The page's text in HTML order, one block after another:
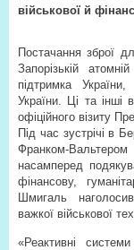
військової й
Постачання зброї
Запорізькій
підтримка
України. Ці та інші
офіційного візиту
Під час зустрічі в
Франком-Вальтером
насамперед
фінансову,
Шмигаль
важкої військової
«Реактивні